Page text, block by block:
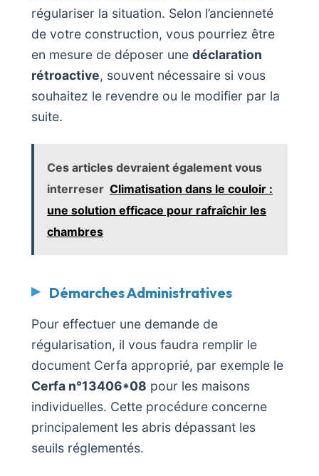
régulariser la situation. Selon l’ancienneté
de votre construction, vous pourriez être
en mesure de déposer une déclaration
rétroactive, souvent nécessaire si vous
souhaitez le revendre ou le modifier par la
suite.
Ces articles devraient également vous
interreser Climatisation dans le couloir :
une solution efficace pour rafraîchir les
chambres
Démarches Administratives
Pour effectuer une demande de
régularisation, il vous faudra remplir le
document Cerfa approprié, par exemple le
Cerfa n°13406*08 pour les maisons
individuelles. Cette procédure concerne
principalement les abris dépassant les
seuils réglementés.